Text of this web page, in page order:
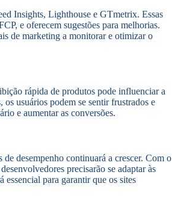
Insights, Lighthouse e GTmetrix. Essas
e oferecem sugestões para melhorias.
de marketing a monitorar e otimizar o
rápida de produtos pode influenciar a
usuários podem se sentir frustrados e
e aumentar as conversões.
desempenho continuará a crescer. Com o
precisarão se adaptar às
essencial para garantir que os sites